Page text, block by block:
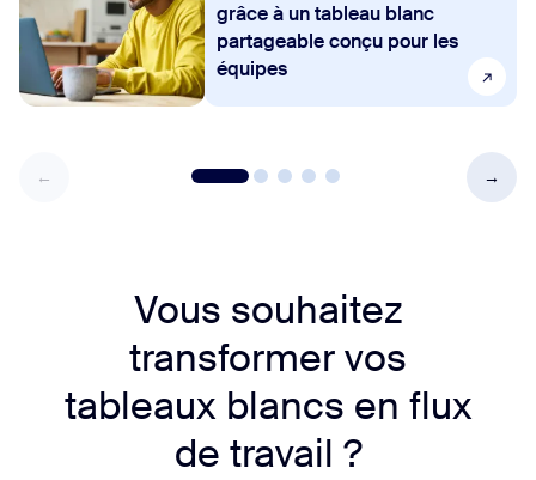
grâce à un tableau blanc
partageable conçu pour les
équipes
Vous souhaitez
transformer vos
tableaux blancs en flux
de travail ?